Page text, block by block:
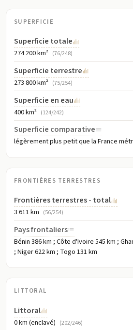
SUPERFICIE
Superficie totale
274 200 km² (76/248)
Superficie terrestre
273 800 km² (75/254)
Superficie en eau
400 km² (124/242)
Superficie comparative
légèrement plus petit que la France
FRONTIÈRES TERRESTRES
Frontières terrestres - total
3 611 km (56/254)
Pays frontaliers
Bénin 386 km ; Côte d'Ivoire 545 km ;
; Niger 622 km ; Togo 131 km
LITTORAL
Littoral
0 km (enclavé) (202/246)